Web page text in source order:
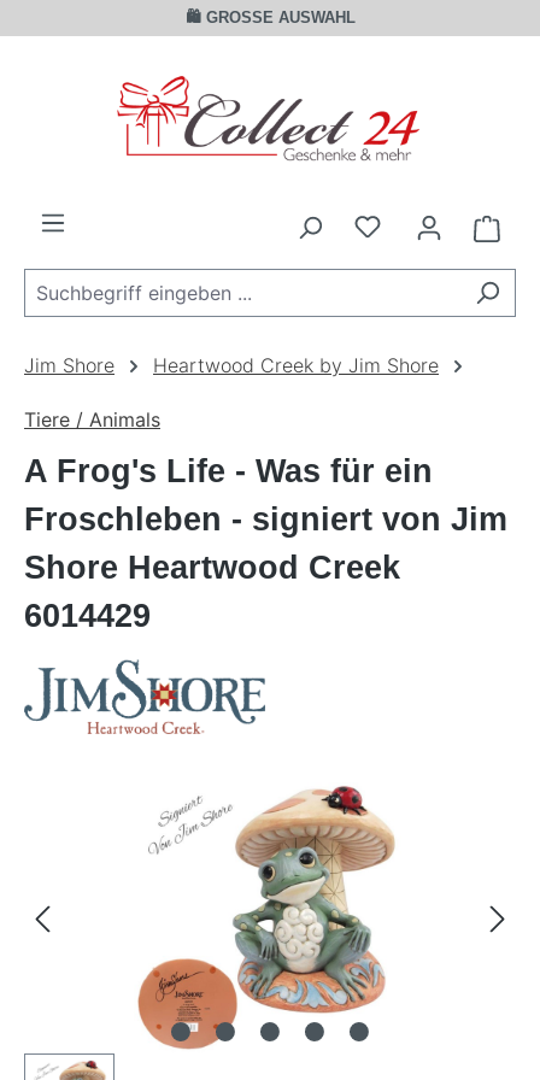
Zum Hauptinhalt springen🛍️ GROSSE AUSWAHL
Jim Shore Heartwood Creek by Jim Shore
Tiere / Animals
A Frog's Life - Was für ein
Froschleben - signiert von Jim
Shore Heartwood Creek
6014429
Bildergalerie überspringen